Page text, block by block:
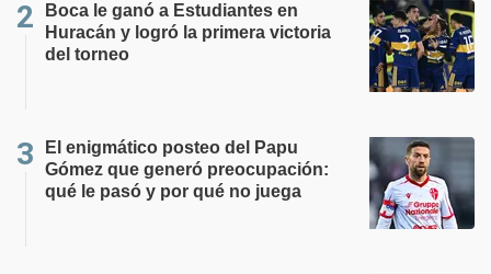
Boca le ganó a Estudiantes en
Huracán y logró la primera victoria
del torneo
El enigmático posteo del Papu
Gómez que generó preocupación:
qué le pasó y por qué no juega